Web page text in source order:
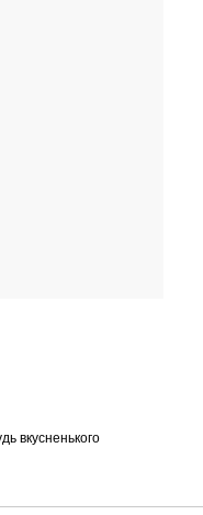
вкусненького